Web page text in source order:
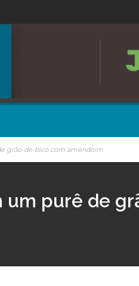
grão-de-bico com amendoim
um purê de